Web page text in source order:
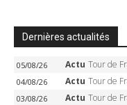
Dernières actualités
05/08/26 Actu Tour de France Femmes
04/08/26 Actu Tour de France Femmes
03/08/26 Actu Tour de France Femmes